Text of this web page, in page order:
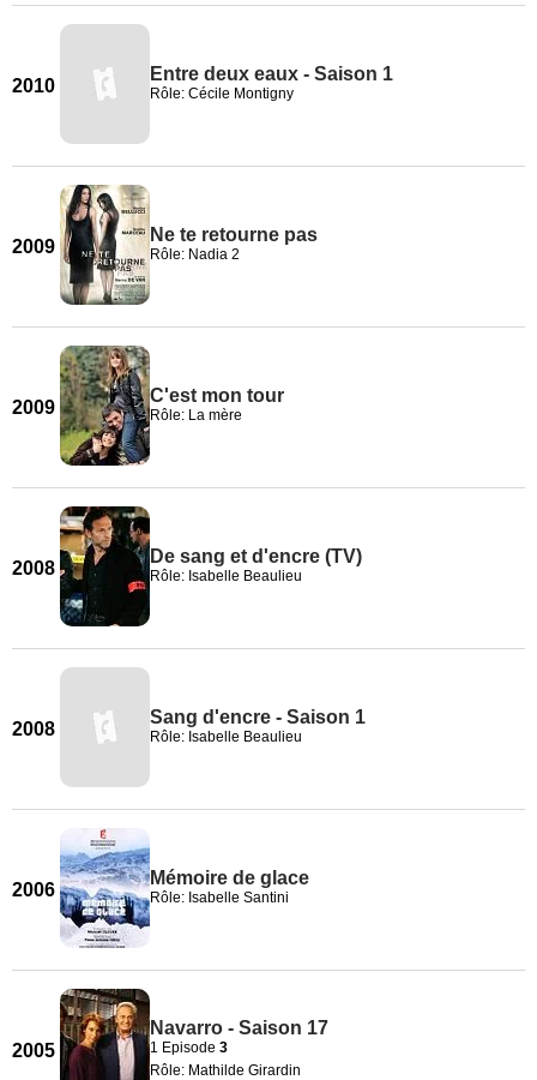
2010
Entre deux eaux - Saison 1
Rôle: Cécile Montigny
2009
Ne te retourne pas
Rôle: Nadia 2
2009
C'est mon tour
Rôle: La mère
2008
De sang et d'encre (TV)
Rôle: Isabelle Beaulieu
2008
Sang d'encre - Saison 1
Rôle: Isabelle Beaulieu
2006
Mémoire de glace
Rôle: Isabelle Santini
2005
Navarro - Saison 17
1 Episode 3
Rôle: Mathilde Girardin